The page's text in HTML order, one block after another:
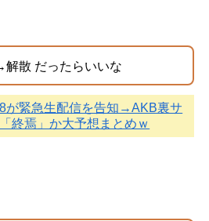
散 だったらいいな
が緊急生配信を告知→AKB裏サ
終焉」か大予想まとめｗ